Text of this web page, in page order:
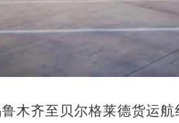
木齐至贝尔格莱德货运